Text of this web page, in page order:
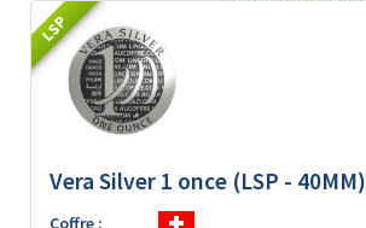
LSP
Vera Silver 1 once (LSP - 40MM)
Coffre :